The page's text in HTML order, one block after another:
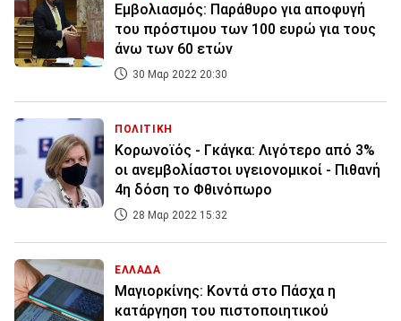
Εμβολιασμός: Παράθυρο για αποφυγή
του πρόστιμου των 100 ευρώ για τους
άνω των 60 ετών
30 Μαρ 2022 20:30
ΠΟΛΙΤΙΚΗ
Κορωνοϊός - Γκάγκα: Λιγότερο από 3%
οι ανεμβολίαστοι υγειονομικοί - Πιθανή
4η δόση το Φθινόπωρο
28 Μαρ 2022 15:32
ΕΛΛΑΔΑ
Mαγιορκίνης: Κοντά στο Πάσχα η
κατάργηση του πιστοποιητικού